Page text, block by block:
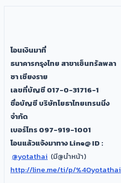
โอนเงินมาที่
ธนาคารกรุงไทย สาขาเซ็นทรัลพลา
ซา เชียงราย
เลขที่บัญชี 017-0-31716-1
ชื่อบัญชี บริษัทโยธาไทยเทรนนิ่ง
จำกัด
เบอร์โทร 097-919-1001
โอนแล้วแจ้งมาทาง Line@ ID :
@yotathai (มี@นำหน้า)
http://line.me/ti/p/%40yotathai